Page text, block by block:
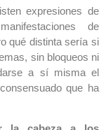
expresiones de
de
qué distinta sería si
sin bloqueos ni
a sí misma el
que ha